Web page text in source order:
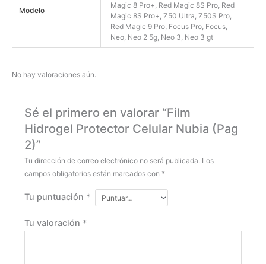
Modelo
Magic 8 Pro+, Red Magic 8S Pro, Red
Magic 8S Pro+, Z50 Ultra, Z50S Pro,
Red Magic 9 Pro, Focus Pro, Focus,
Neo, Neo 2 5g, Neo 3, Neo 3 gt
No hay valoraciones aún.
Sé el primero en valorar “Film
Hidrogel Protector Celular Nubia (Pag
2)”
Tu dirección de correo electrónico no será publicada. Los
campos obligatorios están marcados con *
Tu puntuación *
Tu valoración *